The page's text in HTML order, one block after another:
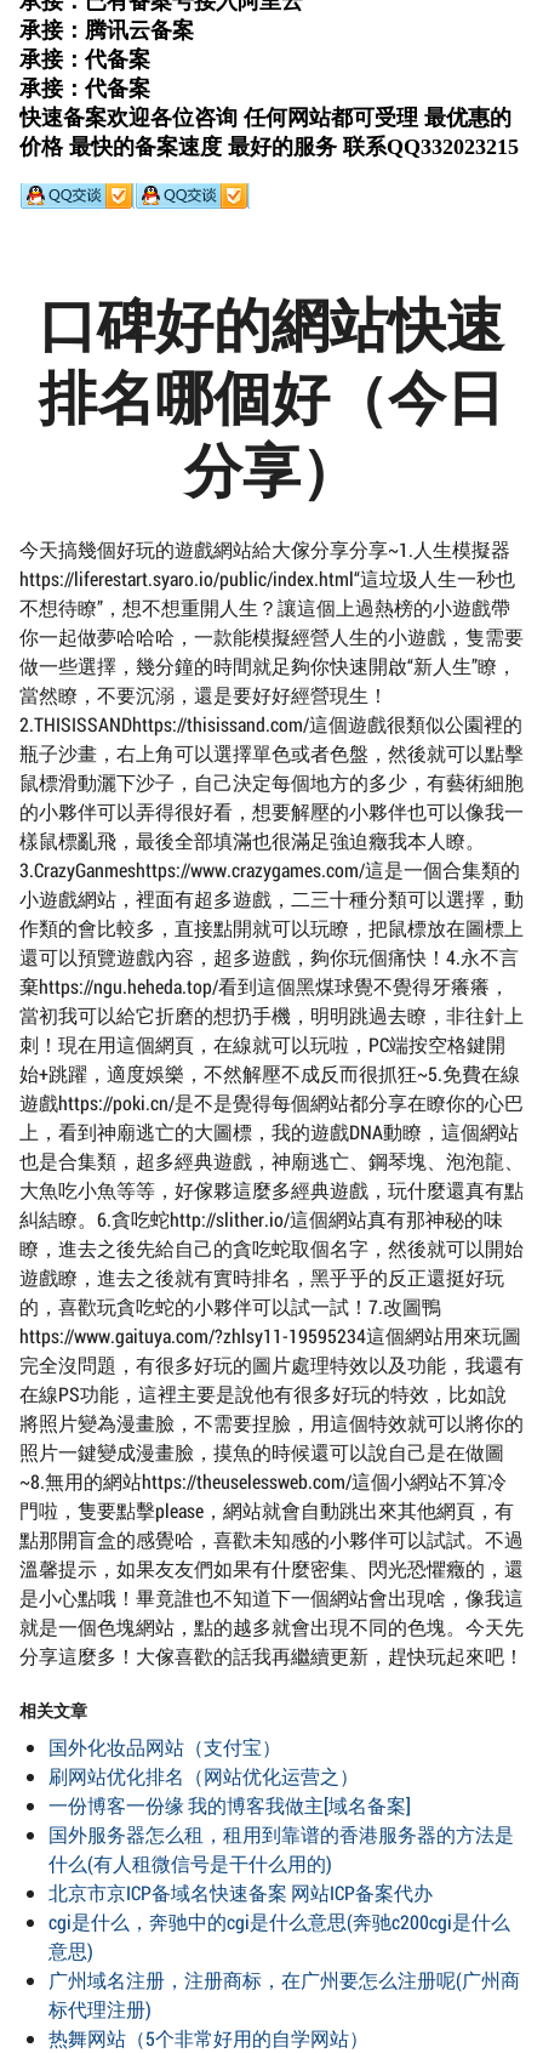
口碑好的網站快速
排名哪個好（今日
分享）
今天搞幾個好玩的遊戲網站給大傢分享分享~1.人生模擬器
https://liferestart.syaro.io/public/index.html“這垃圾人生一秒也
不想待瞭”，想不想重開人生？讓這個上過熱榜的小遊戲帶
你一起做夢哈哈哈，一款能模擬經營人生的小遊戲，隻需要
做一些選擇，幾分鐘的時間就足夠你快速開啟“新人生”瞭，
當然瞭，不要沉溺，還是要好好經營現生！
2.THISISSANDhttps://thisissand.com/這個遊戲很類似公園裡的
瓶子沙畫，右上角可以選擇單色或者色盤，然後就可以點擊
鼠標滑動灑下沙子，自己決定每個地方的多少，有藝術細胞
的小夥伴可以弄得很好看，想要解壓的小夥伴也可以像我一
樣鼠標亂飛，最後全部填滿也很滿足強迫癥我本人瞭。
3.CrazyGanmeshttps://www.crazygames.com/這是一個合集類的
小遊戲網站，裡面有超多遊戲，二三十種分類可以選擇，動
作類的會比較多，直接點開就可以玩瞭，把鼠標放在圖標上
還可以預覽遊戲內容，超多遊戲，夠你玩個痛快！4.永不言
棄https://ngu.heheda.top/看到這個黑煤球覺不覺得牙癢癢，
當初我可以給它折磨的想扔手機，明明跳過去瞭，非往針上
刺！現在用這個網頁，在線就可以玩啦，PC端按空格鍵開
始+跳躍，適度娛樂，不然解壓不成反而很抓狂~5.免費在線
遊戲https://poki.cn/是不是覺得每個網站都分享在瞭你的心巴
上，看到神廟逃亡的大圖標，我的遊戲DNA動瞭，這個網站
也是合集類，超多經典遊戲，神廟逃亡、鋼琴塊、泡泡龍、
大魚吃小魚等等，好傢夥這麼多經典遊戲，玩什麼還真有點
糾結瞭。6.貪吃蛇http://slither.io/這個網站真有那神秘的味
瞭，進去之後先給自己的貪吃蛇取個名字，然後就可以開始
遊戲瞭，進去之後就有實時排名，黑乎乎的反正還挺好玩
的，喜歡玩貪吃蛇的小夥伴可以試一試！7.改圖鴨
https://www.gaituya.com/?zhlsy11-19595234這個網站用來玩圖
完全沒問題，有很多好玩的圖片處理特效以及功能，我還有
在線PS功能，這裡主要是說他有很多好玩的特效，比如說
將照片變為漫畫臉，不需要捏臉，用這個特效就可以將你的
照片一鍵變成漫畫臉，摸魚的時候還可以說自己是在做圖
~8.無用的網站https://theuselessweb.com/這個小網站不算冷
門啦，隻要點擊please，網站就會自動跳出來其他網頁，有
點那開盲盒的感覺哈，喜歡未知感的小夥伴可以試試。不過
溫馨提示，如果友友們如果有什麼密集、閃光恐懼癥的，還
是小心點哦！畢竟誰也不知道下一個網站會出現啥，像我這
就是一個色塊網站，點的越多就會出現不同的色塊。今天先
分享這麼多！大傢喜歡的話我再繼續更新，趕快玩起來吧！
相关文章
国外化妆品网站（支付宝）
刷网站优化排名（网站优化运营之）
一份博客一份缘 我的博客我做主[域名备案]
国外服务器怎么租，租用到靠谱的香港服务器的方法是
什么(有人租微信号是干什么用的)
北京市京ICP备域名快速备案 网站ICP备案代办
cgi是什么，奔驰中的cgi是什么意思(奔驰c200cgi是什么
意思)
广州域名注册，注册商标，在广州要怎么注册呢(广州商
标代理注册)
热舞网站（5个非常好用的自学网站）